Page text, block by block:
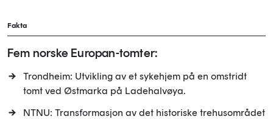
Fakta
Fem norske Europan-tomter:
Trondheim: Utvikling av et sykehjem på en omstridt
tomt ved Østmarka på Ladehalvøya.
NTNU: Transformasjon av det historiske trehusområdet